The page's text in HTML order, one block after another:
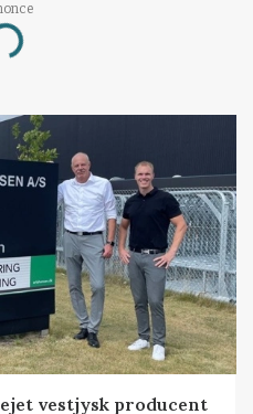
vestjysk producent